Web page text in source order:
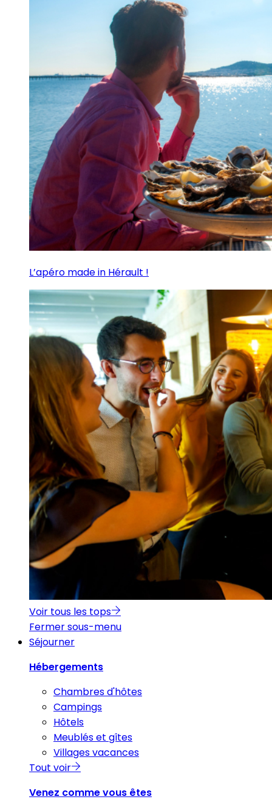
L’apéro made in Hérault !
Voir tous les tops
Fermer sous-menu
Séjourner
Hébergements
Chambres d'hôtes
Campings
Hôtels
Meublés et gîtes
Villages vacances
Tout voir
Venez comme vous êtes